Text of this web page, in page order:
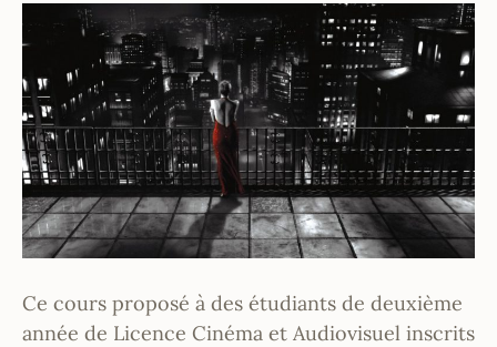
Ce cours proposé à des étudiants de deuxième
année de Licence Cinéma et Audiovisuel inscrits